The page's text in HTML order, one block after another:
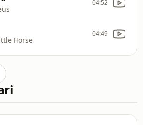
04:52
Horse
04:49